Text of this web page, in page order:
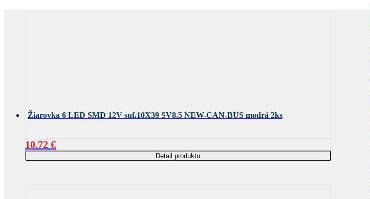
Žiarovka 6 LED SMD 12V suf.10X39 SV8.5 NEW-CAN-BUS modrá 2ks
10.72 €
Detail produktu